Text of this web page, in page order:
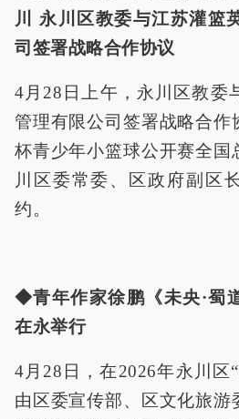
川 永川区教委与江苏灌篮
司签署战略合作协议
4月28日上午，永川区教委
管理有限公司签署战略合作
杯青少年小篮球公开赛全国
川区委常委、区政府副区
约。
◆青年作家徐鹏《未央·蜀
在永举行
4月28日，在2026年永川区
由区委宣传部、区文化旅游